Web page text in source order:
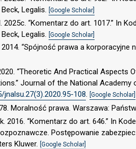
Legalis. [Google Scholar]
2025c. “Komentarz do art. 1017.” In
Legalis. [Google Scholar]
“Spójność prawa a korporacyjne
“Theoretic And Practical Aspects
Journal of the National Academy
jnalsu.27(3).2020.95-108. [Google Scholar]
Moralność prawa. Warszawa:
2016. “Komentarz do art. 646.” In
Postępowanie
Kluwer. [Google Scholar]